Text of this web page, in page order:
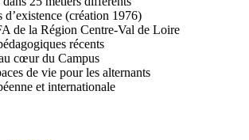
d’existence (création 1976)
de la Région Centre-Val de Loire
récents
cœur du Campus
de vie pour les alternants
et internationale